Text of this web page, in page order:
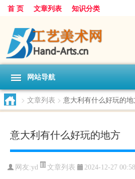
首 页 文章列表 知识分类
网站导航
> 文章列表 > 意大利有什么好玩的
意大利有什么好玩的地方
网友:yd 文章列表 2024-12-27